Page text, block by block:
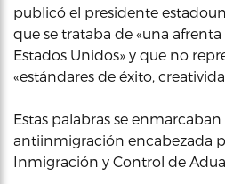
publicó el presidente
que se trataba de «una
Estados Unidos» y que no
«estándares de éxito,
Estas palabras se
antiinmigración encabezada
Inmigración y Control de